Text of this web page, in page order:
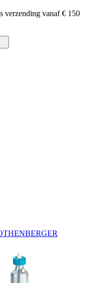
verzending vanaf € 150